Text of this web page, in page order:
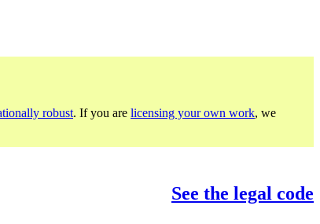
robust. If you are licensing your own work, we
See the legal code